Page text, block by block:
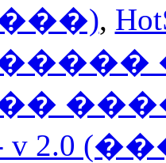
,
- v